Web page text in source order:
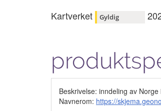
Kartverket Gyldig
Beskrivelse: inndeling av
Navnerom: https://